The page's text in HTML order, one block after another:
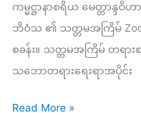
ကမ္မဋ္ဌာနာစရိယ မေတ္တာန္
ဘိဝံသ ၏ သတ္တမအကြိမ်
စခန်း။ သတ္တမအကြိမ် တရား
သဘောတရားရေးရာအပိုင်း
ဝေဒနာ
Read More »